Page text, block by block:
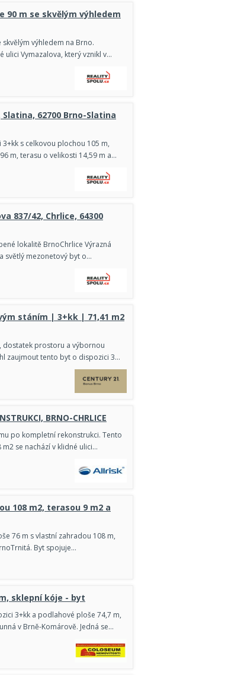
90 m se skvělým výhledem
výhledem na Brno.
ulici Vymazalova, který vznikl v…
62700 Brno-Slatina
s celkovou plochou 105 m,
m, terasu o velikosti 14,59 m a…
837/42, Chrlice, 64300
lokalitě BrnoChrlice Výrazná
světlý mezonetový byt o…
stáním | 3+kk | 71,41 m2
dostatek prostoru a výbornou
zaujmout tento byt o dispozici 3…
BRNO-CHRLICE
po kompletní rekonstrukci. Tento
se nachází v klidné ulici…
108 m2, terasou 9 m2 a
76 m s vlastní zahradou 108 m,
Byt spojuje…
sklepní kóje - byt
3+kk a podlahové ploše 74,7 m,
v Brně-Komárově. Jedná se…